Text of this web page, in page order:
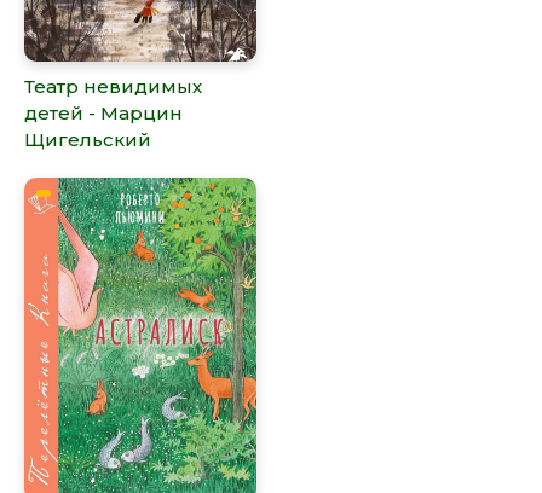
Театр невидимых
детей - Марцин
Щигельский